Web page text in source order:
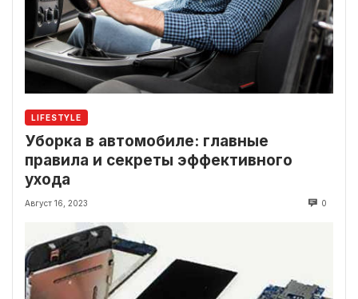
LIFESTYLE
Уборка в автомобиле: главные
правила и секреты эффективного
ухода
Август 16, 2023 0